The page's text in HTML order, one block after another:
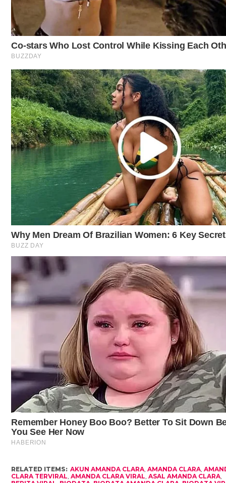
RELATED ITEMS: AKUN AMANDA CLARA ,AMANDA CLARA ,
CLARA TERVIRAL ,AMANDA CLARA VIRAL ,ASAL AMANDA CLARA